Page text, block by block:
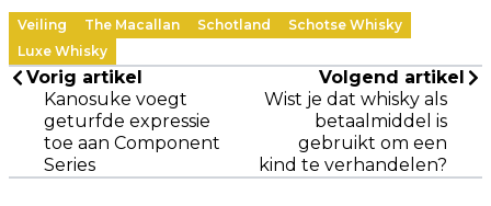
Veiling The Macallan Schotland
Schotse Whisky
Luxe Whisky
Vorig artikel
Kanosuke voegt
geturfde expressie
toe aan Component
Series
Volgend artikel
Wist je dat whisky als
betaalmiddel is
gebruikt om een
kind te verhandelen?